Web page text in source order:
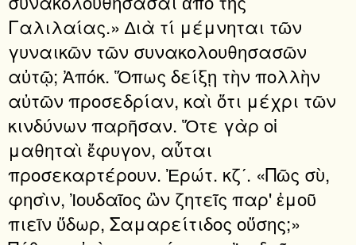
Γαλιλαίας.» ∆ιὰ τί μέμνηται τῶν
γυναικῶν τῶν συνακολουθησασῶν
αὐτῷ; Ἀπόκ. Ὅπως δείξῃ τὴν πολλὴν
αὐτῶν προσεδρίαν, καὶ ὅτι μέχρι τῶν
κινδύνων παρῆσαν. Ὅτε γὰρ οἱ
μαθηταὶ ἔφυγον, αὗται
προσεκαρτέρουν. Ἐρώτ. κζʹ. «Πῶς σὺ,
φησὶν, Ἰουδαῖος ὢν ζητεῖς παρ' ἐμοῦ
πιεῖν ὕδωρ, Σαμαρείτιδος οὔσης;»